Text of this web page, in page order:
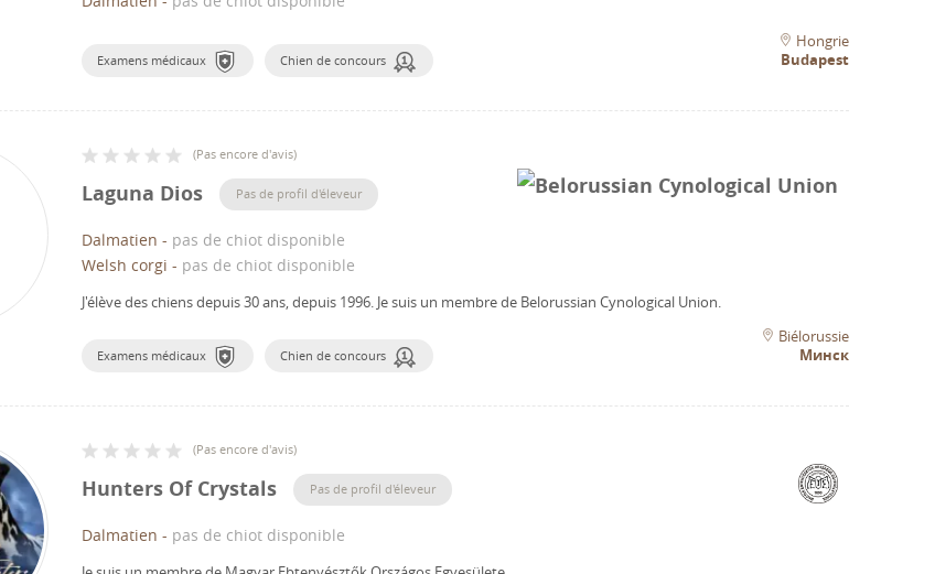
Examens médicaux Chien de concours
Hongrie
Budapest
(Pas encore d'avis)
Laguna Dios Pas de profil d'éleveur
Dalmatien - pas de chiot disponible
Welsh corgi - pas de chiot disponible
J'élève des chiens depuis 30 ans, depuis 1996. Je suis un membre de Belorussian Cynological Union.
Examens médicaux Chien de concours
Biélorussie
Минск
(Pas encore d'avis)
Hunters Of Crystals Pas de profil d'éleveur
Dalmatien - pas de chiot disponible